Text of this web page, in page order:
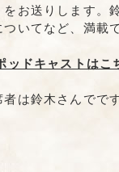
をお送りします。
ついてなど、満載
ッドキャストはこ
者は鈴木さんでです